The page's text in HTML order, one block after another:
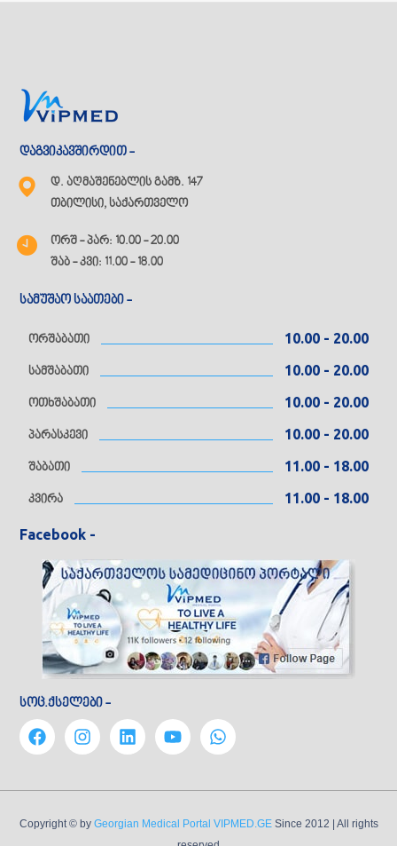
დაგვიკავშირდით -
დ. აღმაშენებლის გამზ. 147
თბილისი, საქართველო
ორშ - პარ: 10.00 - 20.00
შაბ - კვი: 11.00 - 18.00
სამუშაო საათები -
ორშაბათი 10.00 - 20.00
სამშაბათი 10.00 - 20.00
ოთხშაბათი 10.00 - 20.00
პარასკევი 10.00 - 20.00
შაბათი 11.00 - 18.00
კვირა 11.00 - 18.00
Facebook -
სოც.ქსელები -
Copyright © by Georgian Medical Portal VIPMED.GE Since 2012 | All rights